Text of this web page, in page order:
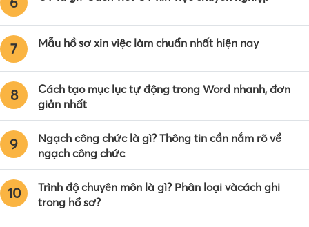
7 Mẫu hồ sơ xin việc làm chuẩn nhất hiện nay
8
Cách tạo mục lục tự động trong Word nhanh, đơn
giản nhất
9
Ngạch công chức là gì? Thông tin cần nắm rõ về
ngạch công chức
10
Trình độ chuyên môn là gì? Phân loại vàcách ghi
trong hồ sơ?